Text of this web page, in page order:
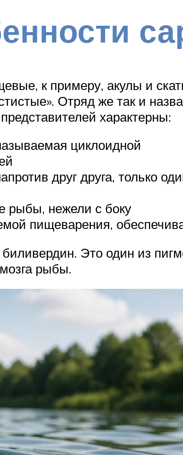
к примеру, акулы и
Отряд же так и
характерны:
циклоидной
друг друга, только
рыбы, нежели с боку
пищеварения,
Это один из
рыбы.